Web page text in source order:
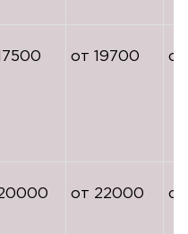
от 19700
от 22000